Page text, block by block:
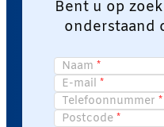
Bent u op
onderstaand
Naam
E-mail
Telefoonnummer
Postcode